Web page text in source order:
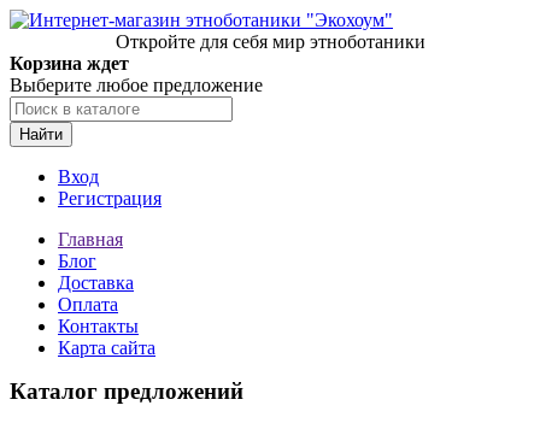
Откройте для себя мир этноботаники
Корзина ждет
Выберите любое предложение
Найти
Вход
Регистрация
Главная
Блог
Доставка
Оплата
Контакты
Карта сайта
Каталог предложений